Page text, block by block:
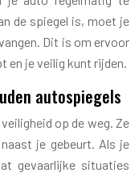
de spiegel is, moet je
Dit is om ervoor
en je veilig kunt rijden.
autospiegels
op de weg. Ze
je gebeurt. Als je
gevaarlijke situaties